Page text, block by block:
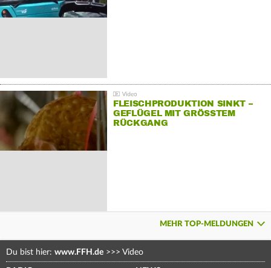
FLEISCHPRODUKTION SINKT –
GEFLÜGEL MIT GRÖSSTEM R
ÜCKGANG
MEHR TOP-MELDUNGEN
Du bist hier: www.FFH.de >>> Video